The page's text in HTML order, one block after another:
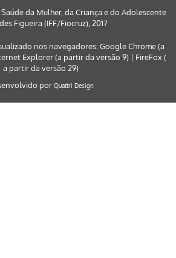
da Mulher, da Criança e do Adolescente
Figueira (IFF/Fiocruz), 2017
nos navegadores: Google Chrome (a
Explorer (a partir da versão 9) | FireFox (
a partir da versão 29)
por Quattri Design